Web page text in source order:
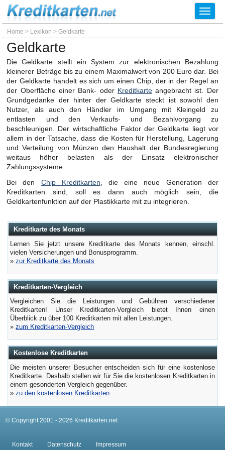
Home > Lexikon >Geldkarte
Geldkarte
Die Geldkarte stellt ein System zur elektronischen Bezahlung
kleinerer Beträge bis zu einem Maximalwert von 200 Euro dar. Bei
der Geldkarte handelt es sich um einen Chip, der in der Regel an
der Oberfläche einer Bank- oder Kreditkarteangebracht ist. Der
Grundgedanke der hinter der Geldkarte steckt ist sowohl den
Nutzer, als auch den Händler im Umgang mit Kleingeld zu
entlasten und den Verkaufs- und Bezahlvorgang zu
beschleunigen. Der wirtschaftliche Faktor der Geldkarte liegt vor
allem in der Tatsache, dass die Kosten für Herstellung, Lagerung
und Verteilung von Münzen den Haushalt der Bundesregierung
weitaus höher belasten als der Einsatz elektronischer
Zahlungssysteme.
Bei den Chip Kreditkarten, die eine neue Generation der
Kreditkarten sind, soll es dann auch möglich sein, die
Geldkartenfunktion auf der Plastikkarte mit zu integrieren.
Kreditkarte des Monats
Lernen Sie jetzt unsere Kreditkarte des Monats kennen, einschl.
vielen Versicherungen und Bonusprogramm.
»zur Kreditkarte des Monats
Kreditkarten-Vergleich
Vergleichen Sie die Leistungen und Gebühren verschiedener
Kreditkarten! Unser Kreditkarten-Vergleich bietet Ihnen einen
Überblick zu über 100 Kreditkarten mit allen Leistungen.
»zum Kreditkarten-Vergleich
Kostenlose Kreditkarten
Die meisten unserer Besucher entscheiden sich für eine kostenlose
Kreditkarte. Deshalb stellen wir für Sie die kostenlosen Kreditkarten in
einem gesonderten Vergleich gegenüber.
»zu den kostenlosen Kreditkarten
© Copyright 2001 - 2026 Kreditkarten.net
Kontakt Datenschutz Impressum